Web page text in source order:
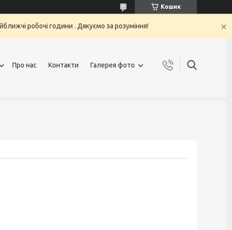
Кошик
робочі години . Дякуємо за розуміння!
Про нас Контакти Галерея фото